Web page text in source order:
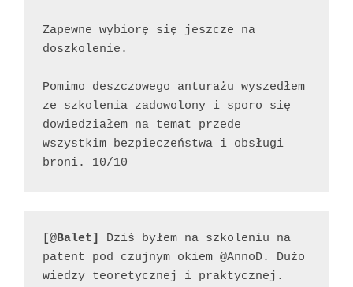
Zapewne wybiorę się jeszcze na
doszkolenie.
Pomimo deszczowego anturażu wyszedłem
ze szkolenia zadowolony i sporo się
dowiedziałem na temat przede
wszystkim bezpieczeństwa i obsługi
broni. 10/10
[@Balet]
Dziś byłem na szkoleniu na
patent pod czujnym okiem @AnnoD. Dużo
wiedzy teoretycznej i praktycznej.